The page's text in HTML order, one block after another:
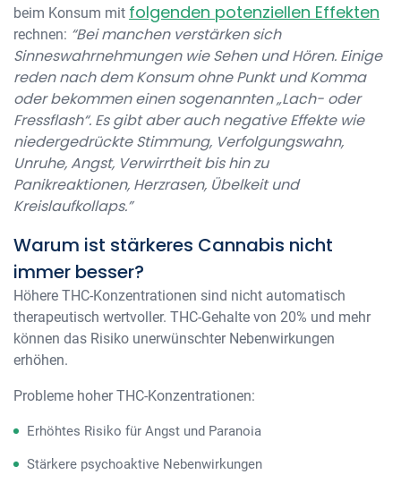
beim Konsum mit folgenden potenziellen Effekten
rechnen: “Bei manchen verstärken sich
Sinneswahrnehmungen wie Sehen und Hören. Einige
reden nach dem Konsum ohne Punkt und Komma
oder bekommen einen sogenannten „Lach- oder
Fressflash“. Es gibt aber auch negative Effekte wie
niedergedrückte Stimmung, Verfolgungswahn,
Unruhe, Angst, Verwirrtheit bis hin zu
Panikreaktionen, Herzrasen, Übelkeit und
Kreislaufkollaps.”
Warum ist stärkeres Cannabis nicht
immer besser?
Höhere THC-Konzentrationen sind nicht automatisch
therapeutisch wertvoller. THC-Gehalte von 20% und mehr
können das Risiko unerwünschter Nebenwirkungen
erhöhen.
Probleme hoher THC-Konzentrationen:
Erhöhtes Risiko für Angst und Paranoia
Stärkere psychoaktive Nebenwirkungen